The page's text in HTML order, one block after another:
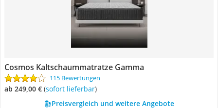
Cosmos Kaltschaummatratze Gamma
115 Bewertungen
ab 249,00 € ( Sofort lieferbar)
Preisvergleich und weitere Angebote